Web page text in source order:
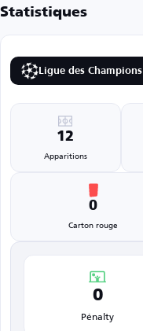
Statistiques
Ligue des Champions
12
Apparitions
0
Carton rouge
0
Pénalty